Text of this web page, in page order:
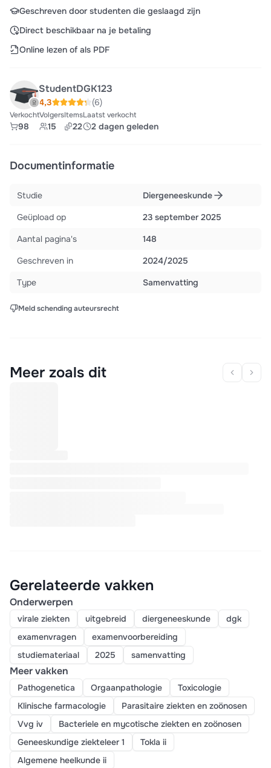
Geschreven door studenten die geslaagd zijn
Direct beschikbaar na je betaling
Online lezen of als PDF
StudentDGK123
4,3 (6)
Verkocht
98
Volgers
15
Items
22
Laatst verkocht
2 dagen geleden
Documentinformatie
Studie
Diergeneeskunde
Geüpload op
23 september 2025
Aantal pagina's
148
Geschreven in
2024/2025
Type
Samenvatting
Meld schending auteursrecht
Meer zoals dit
Gerelateerde vakken
Onderwerpen
virale ziekten uitgebreid diergeneeskunde
dgk
examenvragen
examenvoorbereiding
studiemateriaal
2025 samenvatting
Meer vakken
Pathogenetica Orgaanpathologie
Toxicologie
Klinische farmacologie
Parasitaire ziekten en zoönosen
Vvg iv
Bacteriele en mycotische ziekten en zoönosen
Geneeskundige ziekteleer 1
Tokla ii
Algemene heelkunde ii